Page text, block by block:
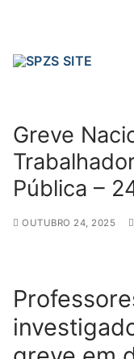
FENPROF CGTP-IN
sindicalização
Notícias
Greve
Pública –
OUTUBRO 24, 2025